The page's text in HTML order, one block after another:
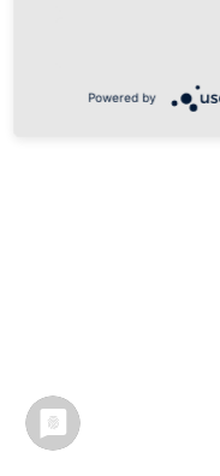
« Entwicklung
Powered by